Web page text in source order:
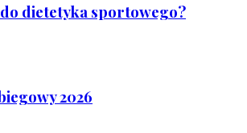
dietetyka sportowego?
2026